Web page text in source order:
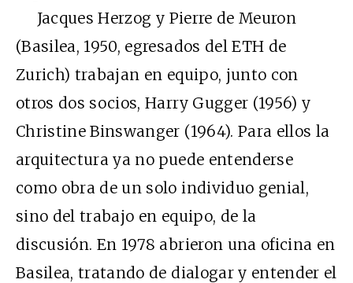
Jacques Herzog y Pierre de Meuron
(Basilea, 1950, egresados del ETH de
Zurich) trabajan en equipo, junto con
otros dos socios, Harry Gugger (1956) y
Christine Binswanger (1964). Para ellos la
arquitectura ya no puede entenderse
como obra de un solo individuo genial,
sino del trabajo en equipo, de la
discusión. En 1978 abrieron una oficina en
Basilea, tratando de dialogar y entender el